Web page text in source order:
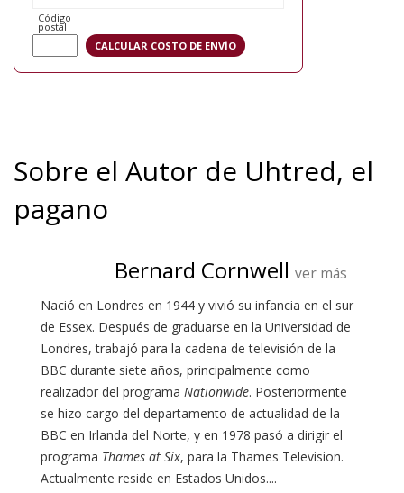
Código
postal
Sobre el Autor de Uhtred, el
pagano
Bernard Cornwell ver más
Nació en Londres en 1944 y vivió su infancia en el sur
de Essex. Después de graduarse en la Universidad de
Londres, trabajó para la cadena de televisión de la
BBC durante siete años, principalmente como
realizador del programa Nationwide. Posteriormente
se hizo cargo del departamento de actualidad de la
BBC en Irlanda del Norte, y en 1978 pasó a dirigir el
programa Thames at Six, para la Thames Television.
Actualmente reside en Estados Unidos....